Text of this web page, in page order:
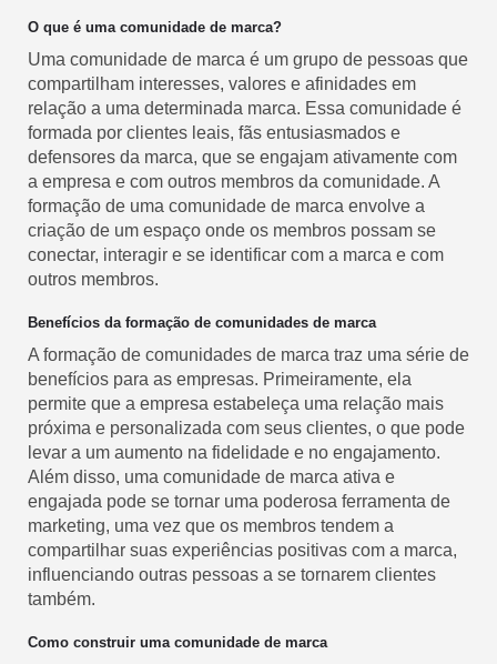
O que é uma comunidade de marca?
Uma comunidade de marca é um grupo de pessoas que
compartilham interesses, valores e afinidades em
relação a uma determinada marca. Essa comunidade é
formada por clientes leais, fãs entusiasmados e
defensores da marca, que se engajam ativamente com
a empresa e com outros membros da comunidade. A
formação de uma comunidade de marca envolve a
criação de um espaço onde os membros possam se
conectar, interagir e se identificar com a marca e com
outros membros.
Benefícios da formação de comunidades de marca
A formação de comunidades de marca traz uma série de
benefícios para as empresas. Primeiramente, ela
permite que a empresa estabeleça uma relação mais
próxima e personalizada com seus clientes, o que pode
levar a um aumento na fidelidade e no engajamento.
Além disso, uma comunidade de marca ativa e
engajada pode se tornar uma poderosa ferramenta de
marketing, uma vez que os membros tendem a
compartilhar suas experiências positivas com a marca,
influenciando outras pessoas a se tornarem clientes
também.
Como construir uma comunidade de marca